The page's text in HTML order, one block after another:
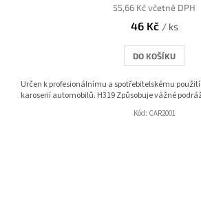
55,66 Kč včetně DPH
46 Kč / ks
DO KOŠÍKU
Určen k profesionálnímu a spotřebitelskému
karoserií automobilů. H319 Způsobuje vážné
Kód: CAR2001